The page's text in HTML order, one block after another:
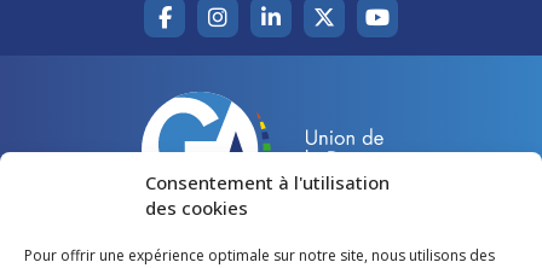
Consentement à l'utilisation
des cookies
Pour offrir une expérience optimale sur notre site, nous utilisons des